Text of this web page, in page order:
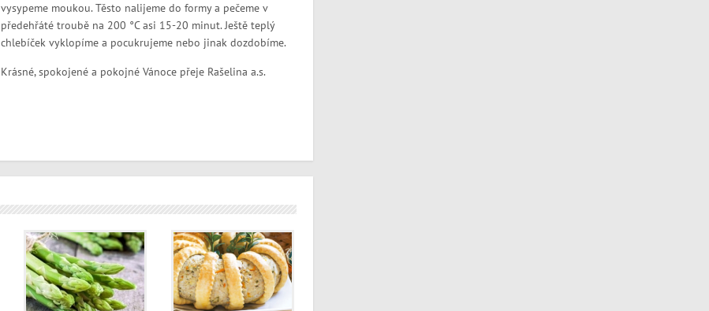
vysypeme moukou. Těsto nalijeme do formy a pečeme v
předehřáté troubě na 200 °C asi 15-20 minut. Ještě teplý
chlebíček vyklopíme a pocukrujeme nebo jinak dozdobíme.
Krásné, spokojené a pokojné Vánoce přeje Rašelina a.s.